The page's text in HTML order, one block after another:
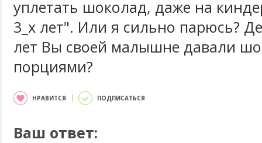
уплетать шоколад, даже на
3_х лет". Или я сильно парюсь?
лет Вы своей малышне давали
порциями?
НРАВИТСЯ ПОДПИСАТЬСЯ
Ваш ответ: